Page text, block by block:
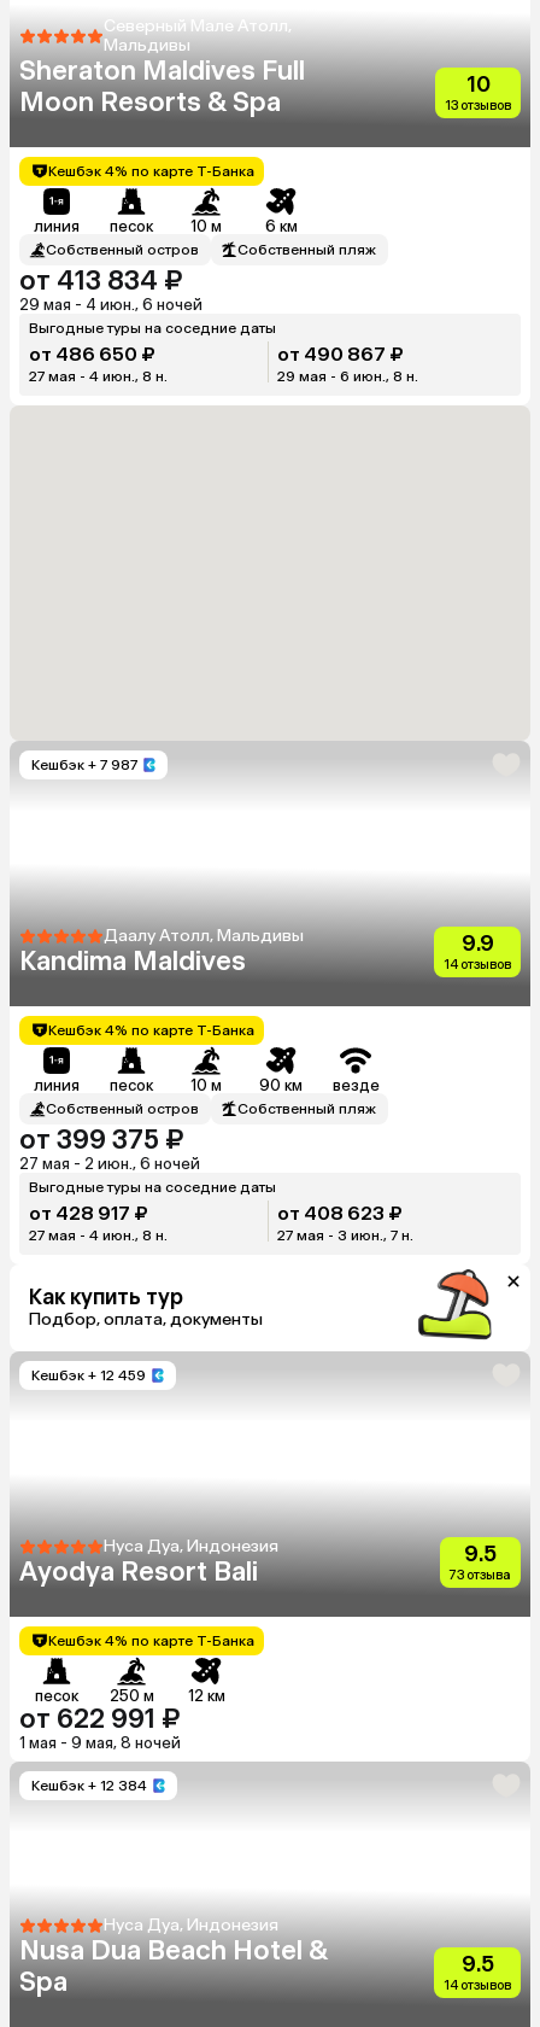
Северный Мале Атолл,
Мальдивы
Sheraton Maldives Full
Moon Resorts & Spa
10
13 отзывов
Кешбэк 4% по карте Т-Банка
линия песок 10 м 6 км
Собственный остров Собственный пляж
от 413 834 ₽
29 мая - 4 июн., 6 ночей
Выгодные туры на соседние даты
от 486 650 ₽
27 мая - 4 июн., 8 н.
от 490 867 ₽
29 мая - 6 июн., 8 н.
Кешбэк + 7 987
Даалу Атолл, Мальдивы
Kandima Maldives
9.9
14 отзывов
Кешбэк 4% по карте Т-Банка
линия песок 10 м 90 км везде
Собственный остров Собственный пляж
от 399 375 ₽
27 мая - 2 июн., 6 ночей
Выгодные туры на соседние даты
от 428 917 ₽
27 мая - 4 июн., 8 н.
от 408 623 ₽
27 мая - 3 июн., 7 н.
Как купить тур
Подбор, оплата, документы
Кешбэк + 12 459
Нуса Дуа, Индонезия
Ayodya Resort Bali
9.5
73 отзыва
Кешбэк 4% по карте Т-Банка
песок 250 м 12 км
от 622 991 ₽
1 мая - 9 мая, 8 ночей
Кешбэк + 12 384
Нуса Дуа, Индонезия
Nusa Dua Beach Hotel &
Spa
9.5
14 отзывов